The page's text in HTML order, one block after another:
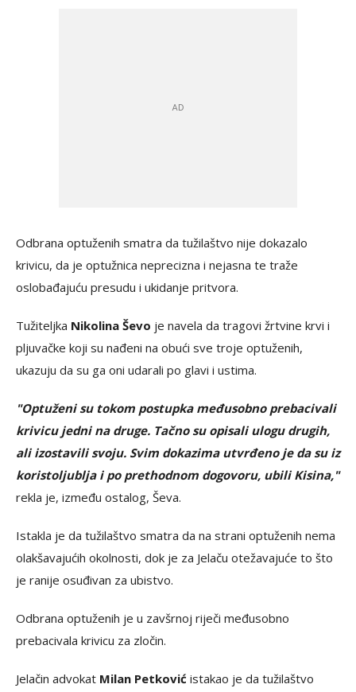
Odbrana optuženih smatra da tužilaštvo nije dokazalo
krivicu, da je optužnica neprecizna i nejasna te traže
oslobađajuću presudu i ukidanje pritvora.
Tužiteljka Nikolina Ševo je navela da tragovi žrtvine krvi i
pljuvačke koji su nađeni na obući sve troje optuženih,
ukazuju da su ga oni udarali po glavi i ustima.
"Optuženi su tokom postupka međusobno prebacivali
krivicu jedni na druge. Tačno su opisali ulogu drugih,
ali izostavili svoju. Svim dokazima utvrđeno je da su iz
koristoljublja i po prethodnom dogovoru, ubili Kisina,"
rekla je, između ostalog, Ševa.
Istakla je da tužilaštvo smatra da na strani optuženih nema
olakšavajućih okolnosti, dok je za Jelaču otežavajuće to što
je ranije osuđivan za ubistvo.
Odbrana optuženih je u zavšrnoj riječi međusobno
prebacivala krivicu za zločin.
Jelačin advokat Milan Petković istakao je da tužilaštvo